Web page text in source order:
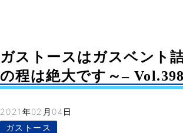
ガストースはガスベント
の程は絶大です～– Vol.398
2021年02月04日
ガストース